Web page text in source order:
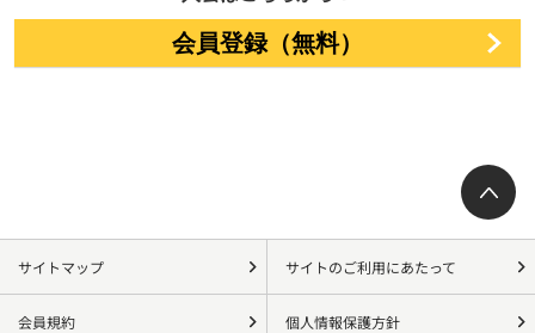
会員登録（無料）
サイトマップ サイトのご利用にあたって
会員規約 個人情報保護方針